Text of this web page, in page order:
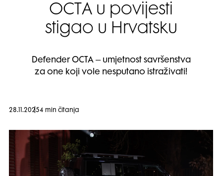
OCTA u povijesti
stigao u Hrvatsku
Defender OCTA – umjetnost savršenstva
za one koji vole nesputano istraživati!
28.11.20254 min čitanja